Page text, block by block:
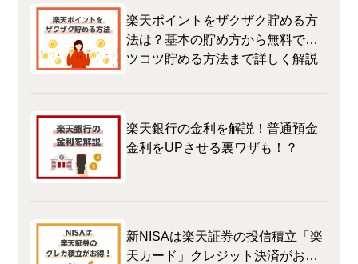
楽天ポイントをザクザク貯める方
法は？基本の貯め方から無料でコ
ツコツ貯める方法まで詳しく解説
楽天銀行の金利を解説！普通預金
金利をUPさせる裏ワザも！？
新NISAは楽天証券の投信積立「楽
天カード」クレジット決済がおト